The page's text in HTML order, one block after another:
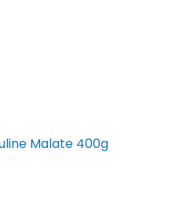
Malate 400g